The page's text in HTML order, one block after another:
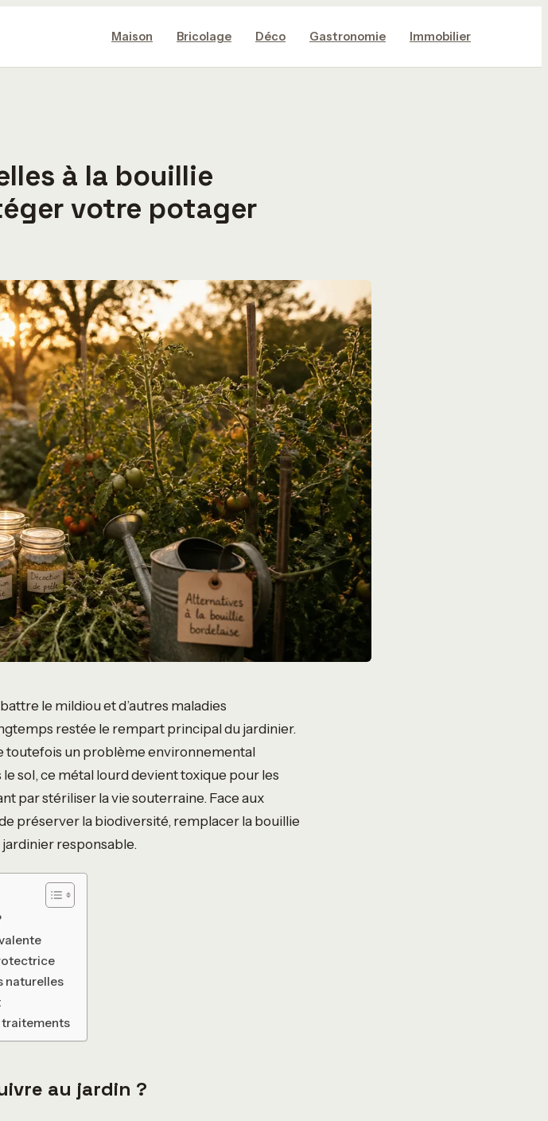
Maison Bricolage Déco Gastronomie Immobilier
à la bouillie
votre potager
le mildiou et d’autres maladies
restée le rempart principal du jardinier.
toutefois un problème environnemental
sol, ce métal lourd devient toxique pour les
par stériliser la vie souterraine. Face aux
préserver la biodiversité, remplacer la bouillie
responsable.
naturelles
traitements
au jardin ?